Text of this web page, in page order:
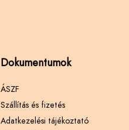
Dokumentumok
ÁSZF
Szállítás és fizetés
Adatkezelési tájékoztató